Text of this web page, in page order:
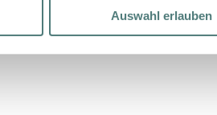
Auswahl erlauben